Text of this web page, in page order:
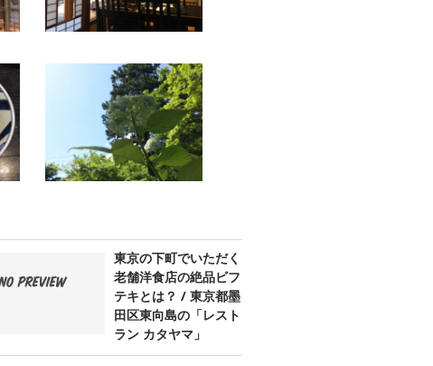
東京の下町でいただく
老舗洋食店の絶品ビフ
テキとは？ / 東京都墨
田区東向島の「レスト
ラン カタヤマ」